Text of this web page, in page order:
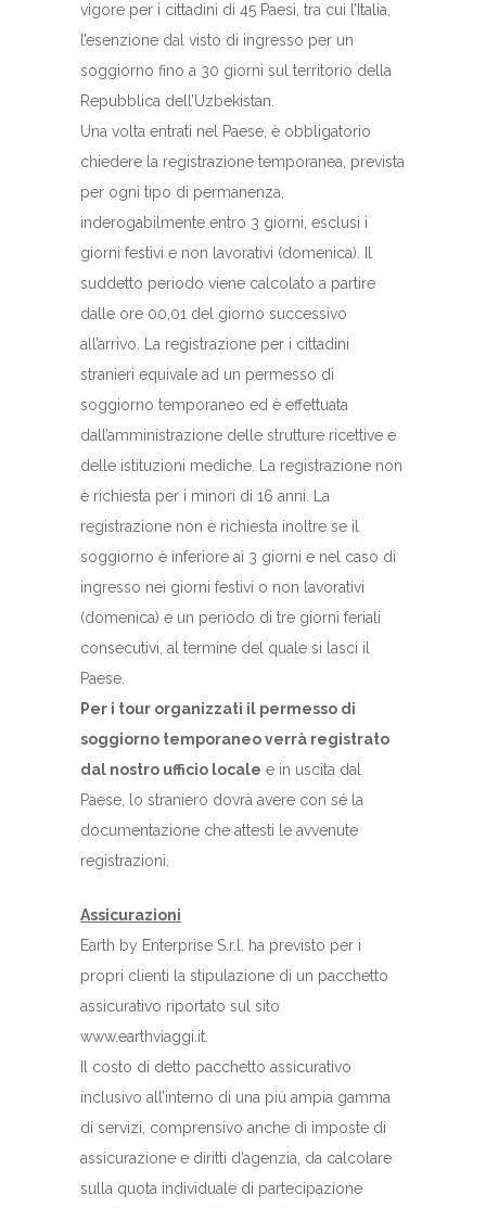
vigore per i cittadini di 45 Paesi, tra cui l’Italia,
l’esenzione dal visto di ingresso per un
soggiorno fino a 30 giorni sul territorio della
Repubblica dell’Uzbekistan.
Una volta entrati nel Paese, è obbligatorio
chiedere la registrazione temporanea, prevista
per ogni tipo di permanenza,
inderogabilmente entro 3 giorni, esclusi i
giorni festivi e non lavorativi (domenica). Il
suddetto periodo viene calcolato a partire
dalle ore 00,01 del giorno successivo
all’arrivo. La registrazione per i cittadini
stranieri equivale ad un permesso di
soggiorno temporaneo ed è effettuata
dall’amministrazione delle strutture ricettive e
delle istituzioni mediche. La registrazione non
è richiesta per i minori di 16 anni. La
registrazione non è richiesta inoltre se il
soggiorno è inferiore ai 3 giorni e nel caso di
ingresso nei giorni festivi o non lavorativi
(domenica) e un periodo di tre giorni feriali
consecutivi, al termine del quale si lasci il
Paese.
Per i tour organizzati il permesso di
soggiorno temporaneo verrà registrato
dal nostro ufficio locale e in uscita dal
Paese, lo straniero dovrà avere con sé la
documentazione che attesti le avvenute
registrazioni.
Assicurazioni
Earth by Enterprise S.r.l. ha previsto per i
propri clienti la stipulazione di un pacchetto
assicurativo riportato sul sito
www.earthviaggi.it.
Il costo di detto pacchetto assicurativo
inclusivo all’interno di una più ampia gamma
di servizi, comprensivo anche di imposte di
assicurazione e diritti d’agenzia, da calcolare
sulla quota individuale di partecipazione